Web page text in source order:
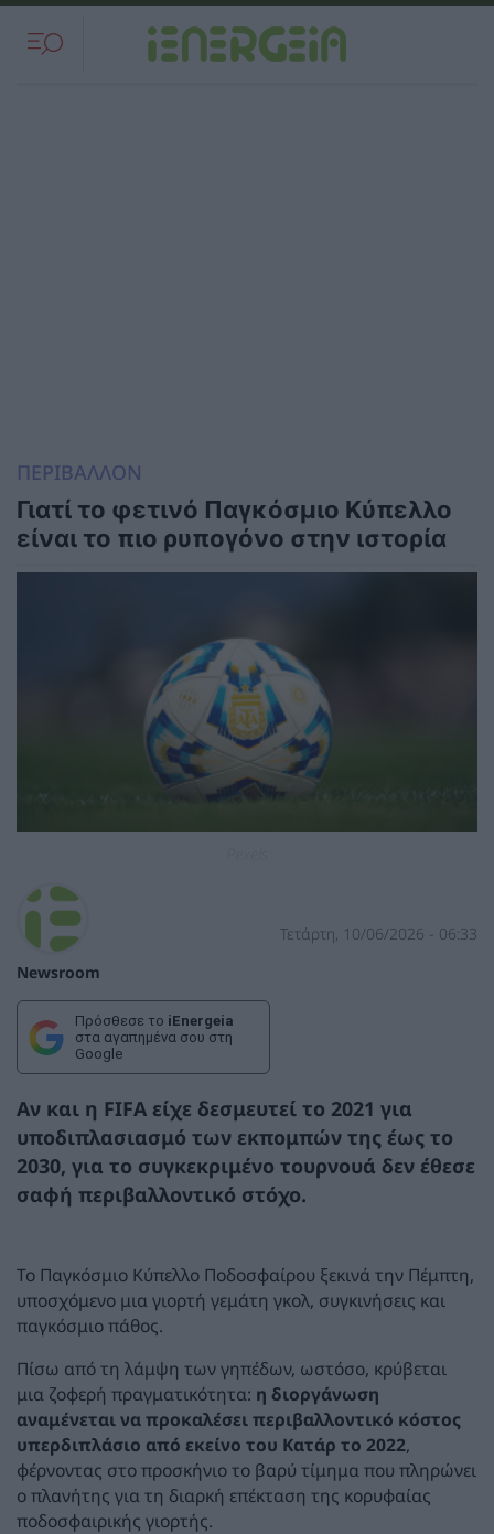
ΠΕΡΙΒΑΛΛΟΝ
Γιατί το φετινό Παγκόσμιο Κύπελλο
είναι το πιο ρυπογόνο στην ιστορία
Newsroom
Τετάρτη, 10/06/2026 - 06:33
Πρόσθεσε το iEnergeia
στα αγαπημένα σου στη
Google
Αν και η FIFA είχε δεσμευτεί το 2021 για
υποδιπλασιασμό των εκπομπών της έως το
2030, για το συγκεκριμένο τουρνουά δεν έθεσε
σαφή περιβαλλοντικό στόχο.
Το Παγκόσμιο Κύπελλο Ποδοσφαίρου ξεκινά την Πέμπτη,
υποσχόμενο μια γιορτή γεμάτη γκολ, συγκινήσεις και
παγκόσμιο πάθος.
Πίσω από τη λάμψη των γηπέδων, ωστόσο, κρύβεται
μια ζοφερή πραγματικότητα: η διοργάνωση
αναμένεται να προκαλέσει περιβαλλοντικό κόστος
υπερδιπλάσιο από εκείνο του Κατάρ το 2022,
φέρνοντας στο προσκήνιο το βαρύ τίμημα που πληρώνει
ο πλανήτης για τη διαρκή επέκταση της κορυφαίας
ποδοσφαιρικής γιορτής.